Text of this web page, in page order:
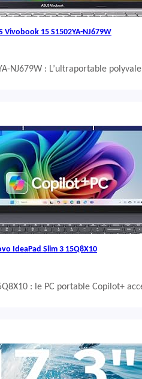
Vivobook 15 S1502YA-NJ679W
NJ679W : L’ultraportable
IdeaPad Slim 3 15Q8X10
: le PC portable Copilot+